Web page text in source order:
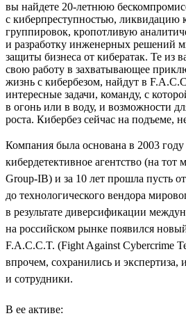
вы найдете 20‑летнюю
с киберпреступностью, ликвидацию
группировок, кропотливую
и разработку инженерных решений
защиты бизнеса от кибератак. Те из
свою работу в захватывающее
жизнь с кибербезом, найдут в
интересные задачи, команду, с
в огонь или в воду, и возможности
роста. Кибербез сейчас на подъеме,
Компания была основана в 2003 году
кибердетективное агентство (на тот
Group-IB) и за 10 лет прошла пусть от
до технологического вендора
в результате диверсификации
на российском рынке появился
F.A.C.C.T. (Fight Against Cybercrime
впрочем, сохранились и экспертиза,
и сотрудники.
В ее активе: